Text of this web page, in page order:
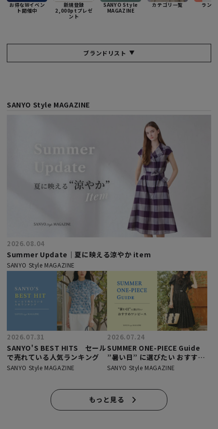
お得なWイベン
ト開催中
新規登録
2,000ptプレゼ
ント
SANYO Style
MAGAZINE
カテゴリ一覧 ラン
ブランドリスト
SANYO Style MAGAZINE
2026.08.04
Summer Update｜夏に映える涼やか item
SANYO Style MAGAZINE
2026.07.31
SANYO'S BEST HITS セール
で売れている人気ランキング
SANYO Style MAGAZINE
2026.07.24
SUMMER ONE-PIECE Guide
”暑い日” に選びたい おすすめ
ワンピース
SANYO Style MAGAZINE
もっと見る